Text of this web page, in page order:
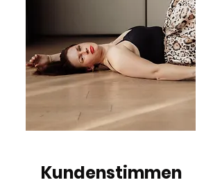
Kundenstimmen